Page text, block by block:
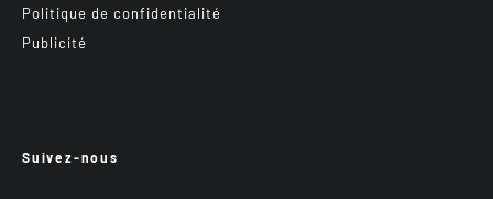
Politique de confidentialité
Publicité
Suivez-nous